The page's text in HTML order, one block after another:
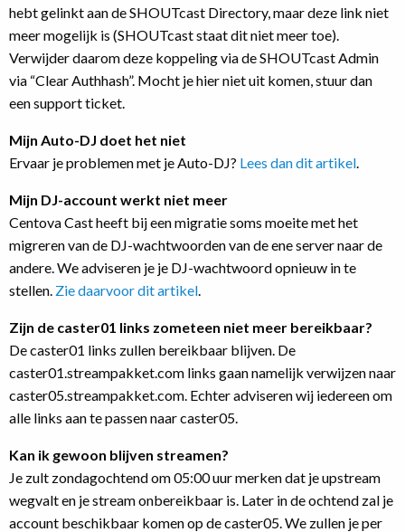
hebt gelinkt aan de SHOUTcast Directory, maar deze link niet
meer mogelijk is (SHOUTcast staat dit niet meer toe).
Verwijder daarom deze koppeling via de SHOUTcast Admin
via “Clear Authhash”. Mocht je hier niet uit komen, stuur dan
een support ticket.
Mijn Auto-DJ doet het niet
Ervaar je problemen met je Auto-DJ? Lees dan dit artikel.
Mijn DJ-account werkt niet meer
Centova Cast heeft bij een migratie soms moeite met het
migreren van de DJ-wachtwoorden van de ene server naar de
andere. We adviseren je je DJ-wachtwoord opnieuw in te
stellen. Zie daarvoor dit artikel.
Zijn de caster01 links zometeen niet meer bereikbaar?
De caster01 links zullen bereikbaar blijven. De
caster01.streampakket.com links gaan namelijk verwijzen naar
caster05.streampakket.com. Echter adviseren wij iedereen om
alle links aan te passen naar caster05.
Kan ik gewoon blijven streamen?
Je zult zondagochtend om 05:00 uur merken dat je upstream
wegvalt en je stream onbereikbaar is. Later in de ochtend zal je
account beschikbaar komen op de caster05. We zullen je per